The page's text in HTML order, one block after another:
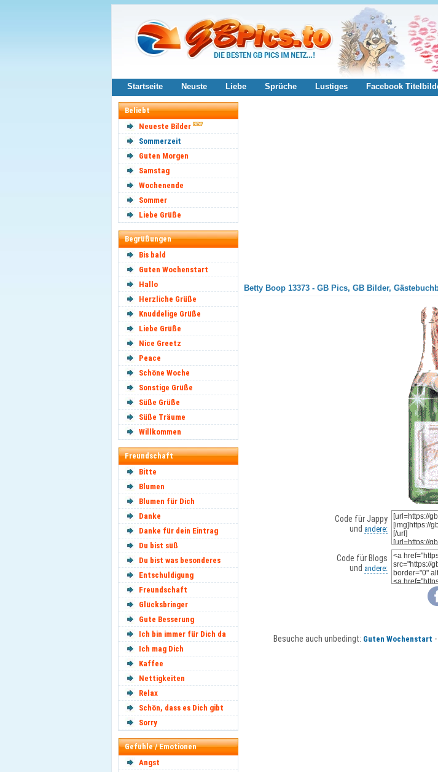
Startseite Neuste Liebe Sprüche Lustiges Facebook
Beliebt
Neueste Bilder
Sommerzeit
Guten Morgen
Samstag
Wochenende
Sommer
Liebe Grüße
Begrüßungen
Bis bald
Guten Wochenstart
Hallo
Herzliche Grüße
Knuddelige Grüße
Liebe Grüße
Nice Greetz
Peace
Schöne Woche
Sonstige Grüße
Süße Grüße
Süße Träume
Willkommen
Freundschaft
Bitte
Blumen
Blumen für Dich
Danke
Danke für dein Eintrag
Du bist süß
Du bist was besonderes
Entschuldigung
Freundschaft
Glücksbringer
Gute Besserung
Ich bin immer für Dich da
Ich mag Dich
Kaffee
Nettigkeiten
Relax
Schön, dass es Dich gibt
Sorry
Gefühle / Emotionen
Angst
Betty Boop 13373 - GB Pics, GB Bilder,
Code für Jappy
und andere:
Code für Blogs
und andere:
Besuche auch unbedingt: Guten Wochenstart -